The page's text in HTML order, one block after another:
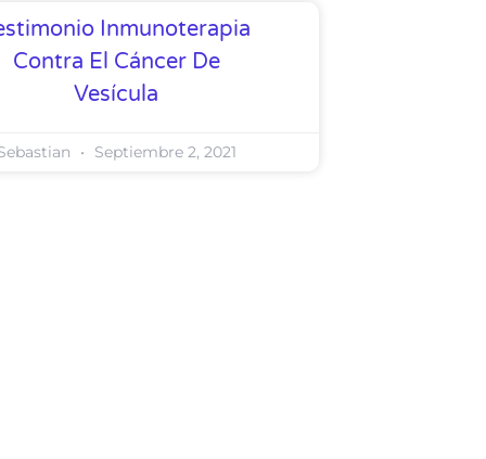
Inmunoterapia
Contra El Cáncer De
Vesícula
Septiembre 2, 2021